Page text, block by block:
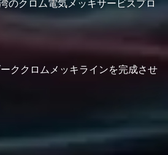
のクロム電気メッキサービスプロ
ククロムメッキラインを完成させ